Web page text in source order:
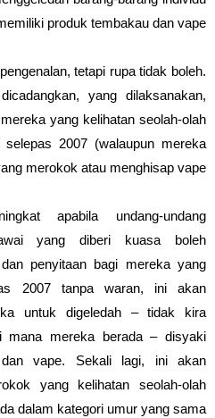
produk tembakau dan vape.
tetapi rupa tidak boleh.
yang dilaksanakan,
yang kelihatan seolah-olah
2007 (walaupun mereka
merokok atau menghisap vape.
apabila undang-undang
yang diberi kuasa boleh
penyitaan bagi mereka yang
2007 tanpa waran, ini akan
untuk digeledah – tidak kira
mana mereka berada – disyaki
vape. Sekali lagi, ini akan
yang kelihatan seolah-olah
dalam kategori umur yang sama.